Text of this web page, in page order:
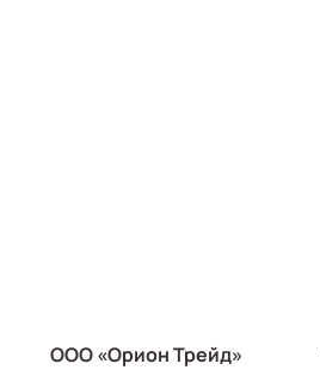
ООО «Орион Трейд»